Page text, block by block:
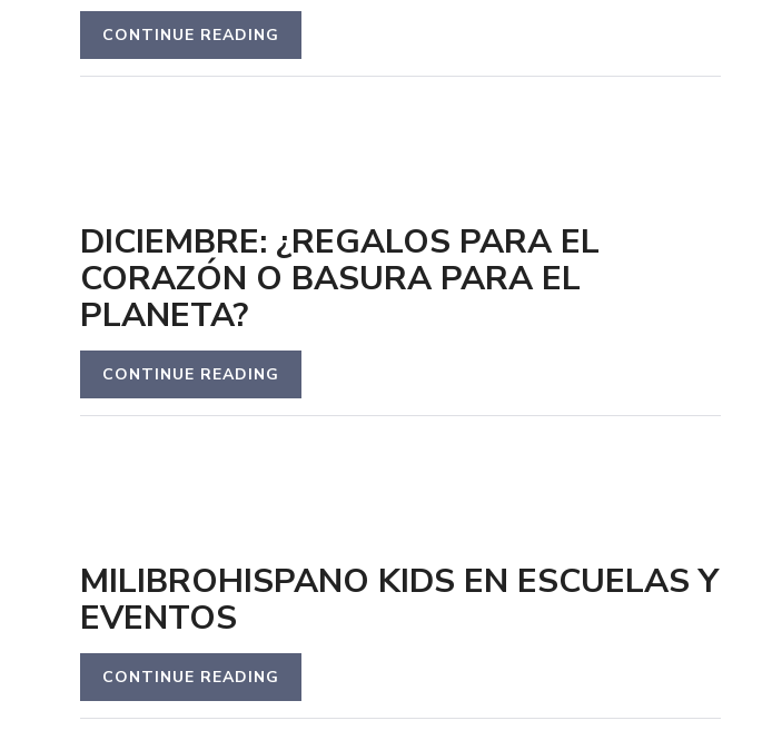
CONTINUE READING
DICIEMBRE: ¿REGALOS PARA EL
CORAZÓN O BASURA PARA EL
PLANETA?
CONTINUE READING
MILIBROHISPANO KIDS EN ESCUELAS Y
EVENTOS
CONTINUE READING